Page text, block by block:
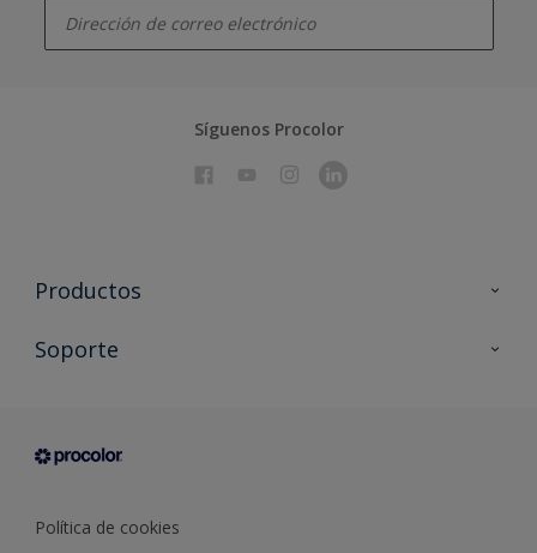
Síguenos Procolor
Productos
Todos los productos
Condiciones generales de venta
Soporte
Sobre Procolor
Política de cookies